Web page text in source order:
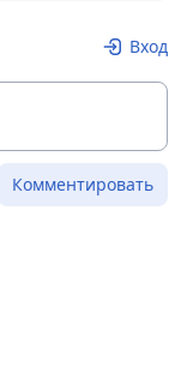
Вход
Комментировать